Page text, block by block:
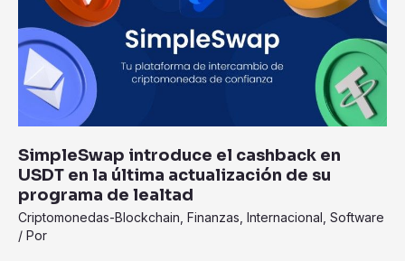
SimpleSwap introduce el cashback en
USDT en la última actualización de su
programa de lealtad
Criptomonedas-Blockchain Finanzas Internacional Software
/ Por
cashback
USDT
en
de
su
programa
de
lealtad